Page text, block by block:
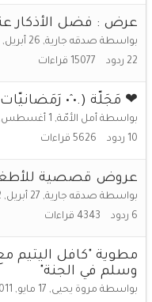
عرض : فضل الأذكار
بواسطة صدقه جارية, 26 أبريل, 2012
22 ردود 15077 قراءات
❤ مَجَلّة (.•ˆ•
بواسطة أمل الأمّة, 1 أغسطس, 2012
10 ردود 5626 قراءات
عروض قصصية
بواسطة صدقه جارية, 27 أبريل, 2012
6 ردود 4343 قراءات
مطوية "كافل اليتيم
وسلم في الجنة"
بواسطة مروة يحيى, 17 مايو, 2011